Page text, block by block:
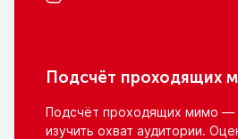
Подсчёт проходящих
Подсчёт проходящих мимо —
изучить охват аудитории.